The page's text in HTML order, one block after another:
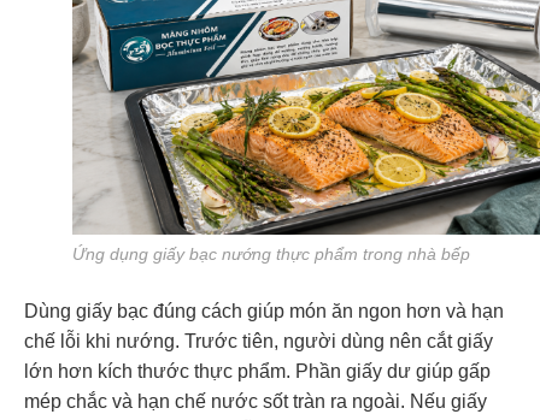
Ứng dụng giấy bạc nướng thực phẩm trong nhà bếp
Dùng giấy bạc đúng cách giúp món ăn ngon hơn và hạn
chế lỗi khi nướng. Trước tiên, người dùng nên cắt giấy
lớn hơn kích thước thực phẩm. Phần giấy dư giúp gấp
mép chắc và hạn chế nước sốt tràn ra ngoài. Nếu giấy